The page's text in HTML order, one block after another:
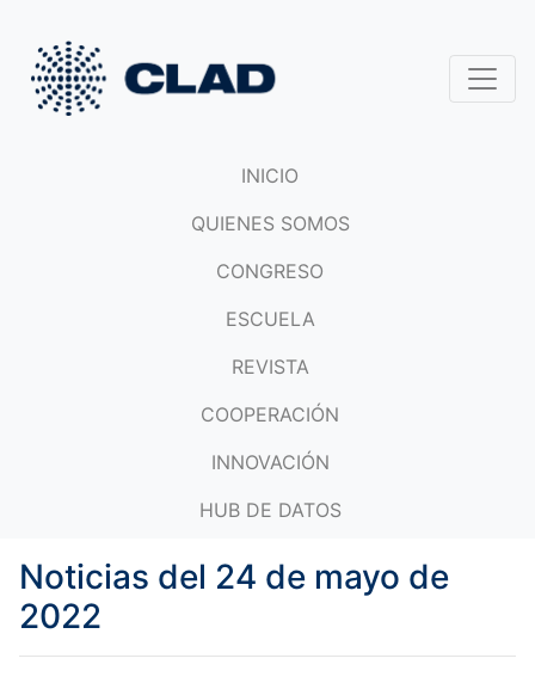
INICIO
QUIENES SOMOS
CONGRESO
ESCUELA
REVISTA
COOPERACIÓN
INNOVACIÓN
HUB DE DATOS
Noticias del 24 de mayo de
2022